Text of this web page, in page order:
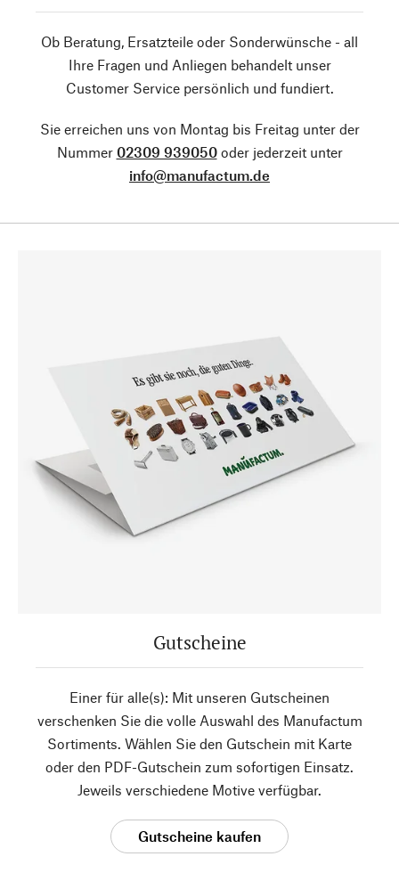
Ob Beratung, Ersatzteile oder Sonderwünsche - all
Ihre Fragen und Anliegen behandelt unser
Customer Service persönlich und fundiert.
Sie erreichen uns von Montag bis Freitag unter der
Nummer 02309 939050oder jederzeit unter
info@manufactum.de
Gutscheine
Einer für alle(s): Mit unseren Gutscheinen
verschenken Sie die volle Auswahl des Manufactum
Sortiments. Wählen Sie den Gutschein mit Karte
oder den PDF-Gutschein zum sofortigen Einsatz.
Jeweils verschiedene Motive verfügbar.
Gutscheine kaufen